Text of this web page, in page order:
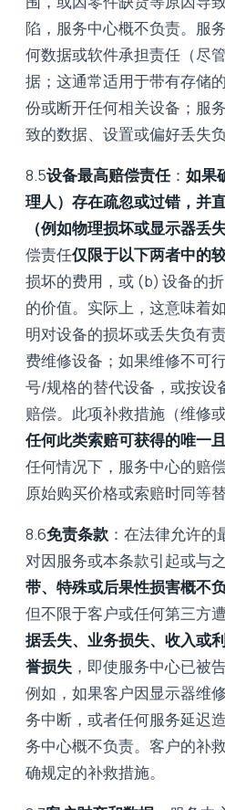
陷，服务中心概不负责。服
何数据或软件承担责任（尽
据；这通常适用于带有存储
份或断开任何相关设备；服
致的数据、设置或偏好丢失负
8.5设备最高赔偿责任： 如果
理人）存在疏忽或过错，并
（例如物理损坏或显示器丢失
偿责任仅限于以下两者中的
损坏的费用，或 (b) 设备的
的价值。实际上，这意味着
明对设备的损坏或丢失负有
费维修设备；如果维修不可
号/规格的替代设备，或按设
赔偿。此项补救措施（维修
任何此类索赔可获得的唯一
任何情况下，服务中心的赔
原始购买价格或索赔时同等
8.6免责条款 ：在法律允许
对因服务或本条款引起或与
带、特殊或后果性损害概不
但不限于客户或任何第三方
据丢失、业务损失、收入或
誉损失 ，即使服务中心已被
例如，如果客户因显示器维
务中断，或者任何服务延迟
务中心概不负责。客户的补
确规定的补救措施。